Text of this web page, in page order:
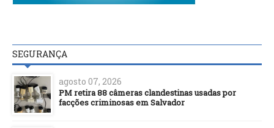
SEGURANÇA
agosto 07, 2026
PM retira 88 câmeras clandestinas usadas por
facções criminosas em Salvador